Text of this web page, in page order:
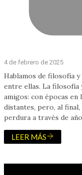
4 de febrero de 2025
Hablamos de filosofía y
entre ellas. La filosofía
amigos: con épocas en
distantes, pero, al
perdura a través de
LEER MÁS